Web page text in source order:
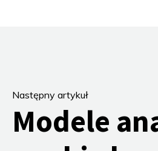
Następny artykuł
Modele